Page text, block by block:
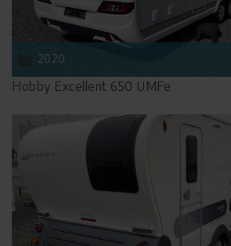
2020
Hobby Excellent 650 UMFe